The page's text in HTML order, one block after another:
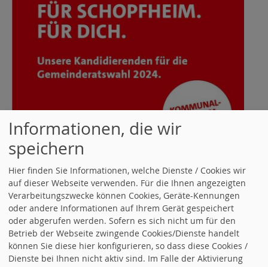
Hierfindest du den Fyler zur
Kommunalwahl der SPD
Schopfheim
weiterlesen
Informationen, die wir
speichern
Hier finden Sie Informationen, welche Dienste / Cookies wir
auf dieser Webseite verwenden. Für die Ihnen angezeigten
Verarbeitungszwecke können Cookies, Geräte-Kennungen
oder andere Informationen auf Ihrem Gerät gespeichert
oder abgerufen werden. Sofern es sich nicht um für den
Betrieb der Webseite zwingende Cookies/Dienste handelt
können Sie diese hier konfigurieren, so dass diese Cookies /
Dienste bei Ihnen nicht aktiv sind. Im Falle der Aktivierung